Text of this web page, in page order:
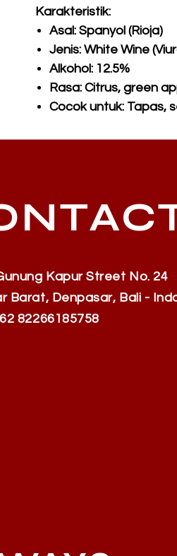
Karakteristik:
Asal: Spanyol (Rioja)
Jenis: White Wine
Alkohol: 12.5%
Rasa: Citrus, green
Cocok untuk: Tapas,
Kapur Street No. 24
Barat, Denpasar, Bali -
82266185758